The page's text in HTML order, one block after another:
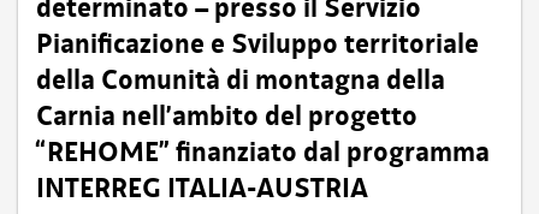
determinato – presso il Servizio
Pianificazione e Sviluppo territoriale
della Comunità di montagna della
Carnia nell’ambito del progetto
“REHOME” finanziato dal programma
INTERREG ITALIA-AUSTRIA